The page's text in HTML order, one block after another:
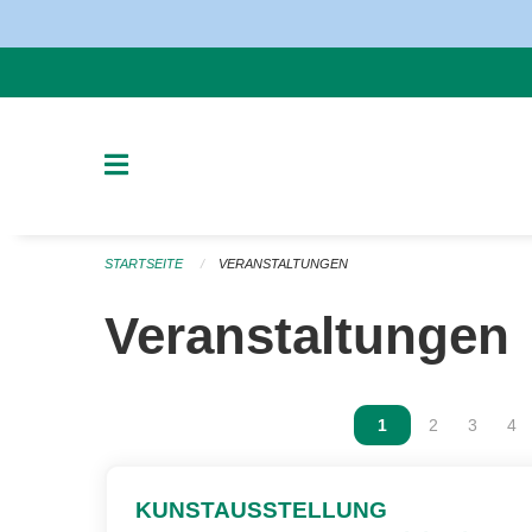
STARTSEITE VERANSTALTUNGEN
Veranstaltungen
Vous êtes sur la
1 Vous êtes
2 Vous
3 4
KUNSTAUSSTELLUNG